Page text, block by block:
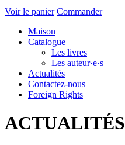
Voir le panier Commander
Maison
Catalogue
Les livres
Les auteur·e·s
Actualités
Contactez-nous
Foreign Rights
ACTUALITÉS